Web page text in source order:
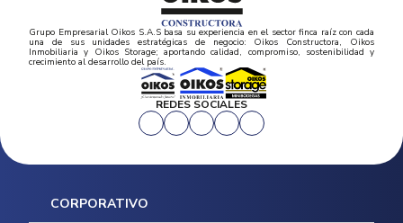
Grupo Empresarial Oikos S.A.S basa su experiencia en el sector finca raíz con cada
una de sus unidades estratégicas de negocio: Oikos Constructora, Oikos
Inmobiliaria y Oikos Storage; aportando calidad, compromiso, sostenibilidad y
crecimiento al desarrollo del país.
REDES SOCIALES
CORPORATIVO